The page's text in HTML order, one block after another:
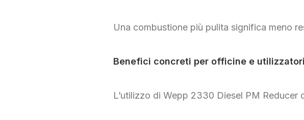
Una combustione più pulita significa meno
Benefici concreti per officine e utilizzatori
L’utilizzo di Wepp 2330 Diesel PM Reducer